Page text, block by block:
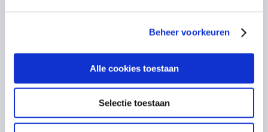
Beheer voorkeuren
Alle cookies toestaan
Selectie toestaan
Ernstige bloeding
Hoofd- en nekletsel